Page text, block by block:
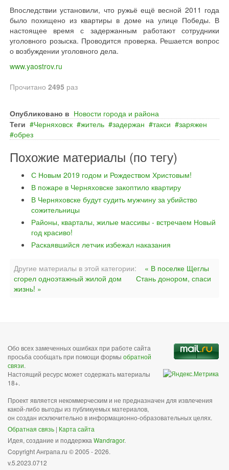
Впоследствии установили, что ружьё ещё весной 2011 года
было похищено из квартиры в доме на улице Победы. В
настоящее время с задержанным работают сотрудники
уголовного розыска. Проводится проверка. Решается вопрос
о возбуждении уголовного дела.
www.yaostrov.ru
Прочитано 2495 раз
Опубликовано в Новости города и района
Теги
Черняховск житель задержан такси
заряжен
обрез
Похожие материалы (по тегу)
С Новым 2019 годом и Рождеством Христовым!
В пожаре в Черняховске закоптило квартиру
В Черняховске будут судить мужчину за убийство
сожительницы
Районы, кварталы, жилые массивы - встречаем Новый
год красиво!
Раскаявшийся летчик избежал наказания
Другие материалы в этой категории:
« В поселке Щеглы
сгорел одноэтажный жилой дом
Стань донором, спаси
жизнь! »
Обо всех замеченных ошибках при работе сайта
просьба сообщать при помощи формы обратной
связи.
Настоящий ресурс может содержать материалы
18+.
Проект является некоммерческим и не предназначен для извлечения
какой-либо выгоды из публикуемых материалов,
он создан исключительно в информационно-образовательных целях.
Обратная связь | Карта сайта
Идея, создание и поддержка Wandragor.
Copyright Анграпа.ru © 2005 - 2026.
v.5.2023.0712